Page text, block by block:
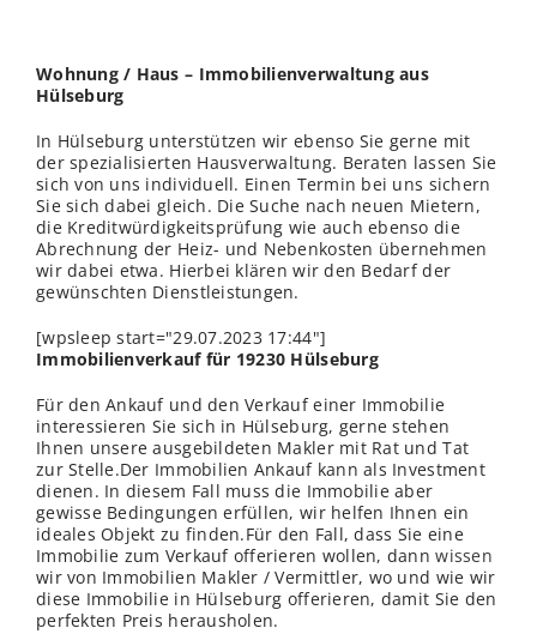
Wohnung / Haus – Immobilienverwaltung aus
Hülseburg
In Hülseburg unterstützen wir ebenso Sie gerne mit
der spezialisierten Hausverwaltung. Beraten lassen Sie
sich von uns individuell. Einen Termin bei uns sichern
Sie sich dabei gleich. Die Suche nach neuen Mietern,
die Kreditwürdigkeitsprüfung wie auch ebenso die
Abrechnung der Heiz- und Nebenkosten übernehmen
wir dabei etwa. Hierbei klären wir den Bedarf der
gewünschten Dienstleistungen.
[wpsleep start="29.07.2023 17:44"]
Immobilienverkauf für 19230 Hülseburg
Für den Ankauf und den Verkauf einer Immobilie
interessieren Sie sich in Hülseburg, gerne stehen
Ihnen unsere ausgebildeten Makler mit Rat und Tat
zur Stelle.Der Immobilien Ankauf kann als Investment
dienen. In diesem Fall muss die Immobilie aber
gewisse Bedingungen erfüllen, wir helfen Ihnen ein
ideales Objekt zu finden.Für den Fall, dass Sie eine
Immobilie zum Verkauf offerieren wollen, dannwissen
wir von Immobilien Makler / Vermittler, wo und wie wir
diese Immobilie in Hülseburg offerieren, damit Sie den
perfekten Preis herausholen.